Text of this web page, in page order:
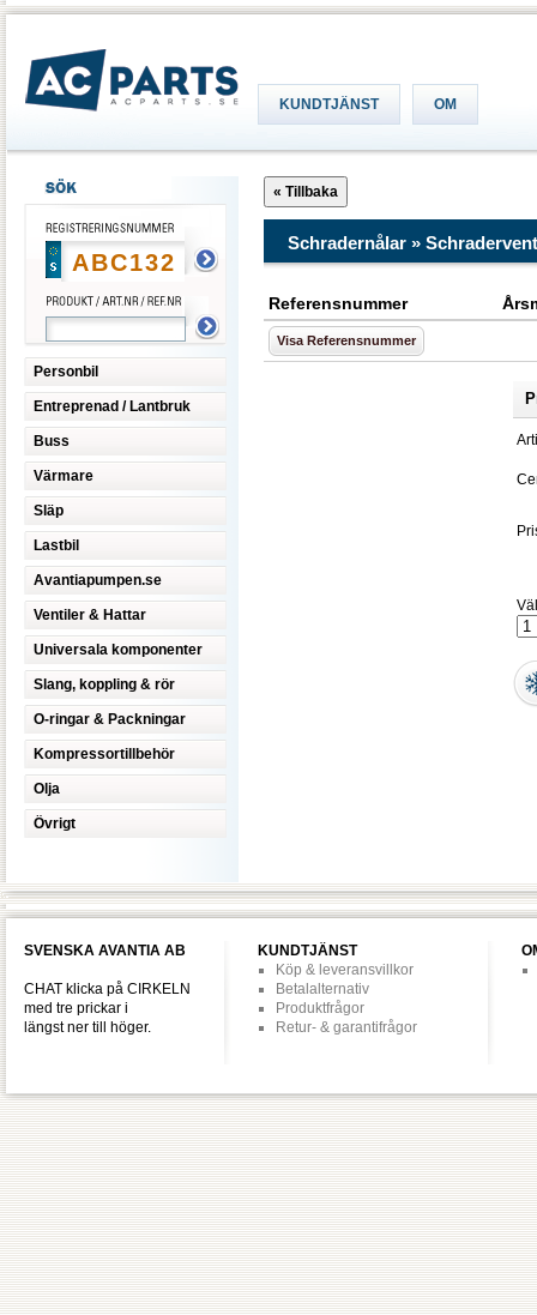
KUNDTJÄNST OM
Personbil
Entreprenad / Lantbruk
Buss
Värmare
Släp
Lastbil
Avantiapumpen.se
Ventiler & Hattar
Universala komponenter
Slang, koppling & rör
O-ringar & Packningar
Kompressortillbehör
Olja
Övrigt
Schradernålar »
Referensnummer
Visa Referensnummer
SVENSKA AVANTIA AB
CHAT klicka på CIRKELN
med tre prickar i
längst ner till höger.
KUNDTJÄNST
Köp & leveransvillkor
Betalalternativ
Produktfrågor
Retur- & garantifrågor